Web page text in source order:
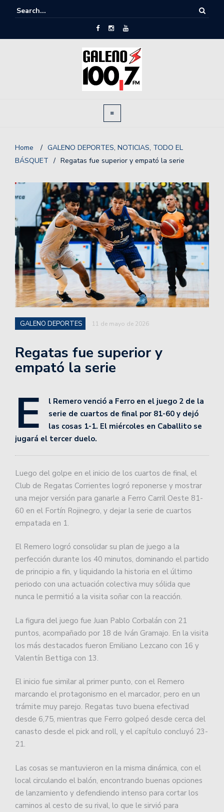
Home / GALENO DEPORTES, NOTICIAS, TODO EL
BÁSQUET / Regatas fue superior y empató la serie
GALENO DEPORTES 11 de mayo de 2026
Regatas fue superior y
empató la serie
E
l Remero venció a Ferro en el juego 2 de la
serie de cuartos de final por 81-60 y dejó
las cosas 1-1. El miércoles en Caballito se
jugará el tercer duelo.
Luego del golpe en el inicio de los cuartos de final, el
Club de Regatas Corrientes logró reponerse y mostrar
una mejor versión para ganarle a Ferro Carril Oeste 81-
60 en el Fortín Rojinegro, y dejar la serie de cuartos
empatada en 1.
El Remero logró consolidar su plan de juego a la
perfección durante los 40 minutos, dominando el partido
de principio a fin, y liquidando la historia en el último
periodo con una actuación colectiva muy sólida que
nunca le permitió a la visita soñar con la reacción.
La figura del juego fue Juan Pablo Corbalán con 21
puntos, acompañado por 18 de Iván Gramajo. En la visita
los más destacados fueron Emiliano Lezcano con 16 y
Valentín Bettiga con 13.
El inicio fue similar al primer punto, con el Remero
marcando el protagonismo en el marcador, pero en un
trámite muy parejo. Regatas tuvo buena efectivad
desde 6,75, mientras que Ferro golpeó desde cerca del
canasto desde el pick and roll, y el capítulo concluyó 23-
21.
Las cosas se mantuvieron en la misma dinámica, con el
local circulando el balón, encontrando buenas opciones
de lanzamiento y defendiendo intenso para cortar los
caminos al cesto de su rival, lo que le sirvió para